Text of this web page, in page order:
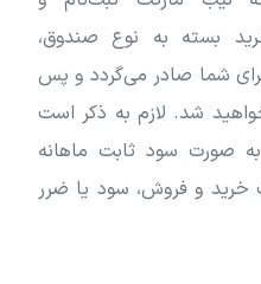
بسته به نوع صندوق،
بازه ۲ تا ۳ روزه برای شما صادر می‌گردد و پس
شد. لازم به ذکر است
صورت سود ثابت ماهانه
خرید و فروش، سود یا ضرر